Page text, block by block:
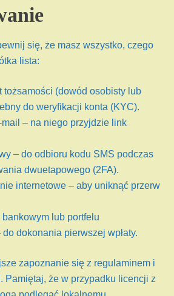
się, że masz wszystko, czego
lista:
tożsamości (dowód osobisty lub
do weryfikacji konta (KYC).
– na niego przyjdzie link
– do odbioru kodu SMS podczas
dwuetapowego (2FA).
internetowe – aby uniknąć przerw
lub portfelu
dokonania pierwszej wpłaty.
zapoznanie się z regulaminem i
Pamiętaj, że w przypadku licencji z